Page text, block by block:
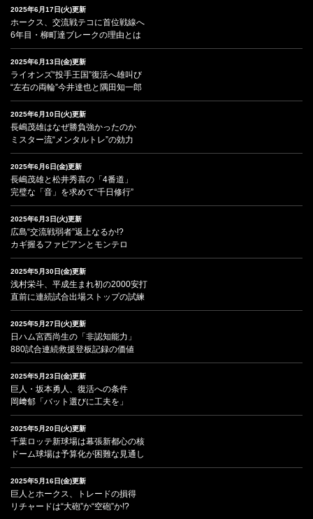
2025年6月17日(火)更新
ホークス、交流戦テコに首位戦線へ
6年目・柳町達ブレークの理由とは
2025年6月13日(金)更新
ライオンズ“投手王国”復活へ雄叫び
“左右の両輪”今井達也と隅田知一郎
2025年6月10日(火)更新
長嶋茂雄はなぜ勝負強かったのか
ミスター流“メンタルトレ”の効力
2025年6月6日(金)更新
長嶋茂雄と松井秀喜の「4番道」
完璧な「音」を求めて“千日修行”
2025年6月3日(火)更新
広島“交流戦弱者”返上なるか!?
カギ握るファビアンとモンテロ
2025年5月30日(金)更新
浅村栄斗、平成生まれ初の2000安打
直前に連続試合出場ストップの試練
2025年5月27日(火)更新
日ハム宮西尚生の「非認知能力」
880試合連続救援登板記録の価値
2025年5月23日(金)更新
巨人・坂本勇人、復活への条件
岡﨑郁「バット選びに工夫を」
2025年5月20日(火)更新
千葉ロッテ新球場は幕張新都心の核
ドーム球場は予算化が困難な見通し
2025年5月16日(金)更新
巨人とホークス、トレードの損得
リチャードは“大砲”か“空砲”か!?